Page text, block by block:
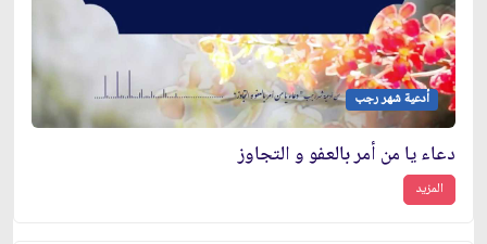
أدعية شهر رجب
دعاء يا من أمر بالعفو و التجاوز
المزيد